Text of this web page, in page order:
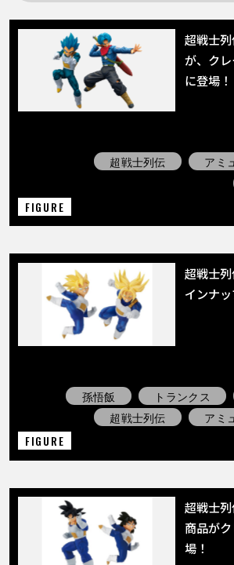
MOVIE
COLUMNS
LANGUAGE
JP
EN FR DE
超戦士
が、ク
に登場！
超戦士列伝
アミ
FIGURE
超戦士
インナ
孫悟飯 トランクス
超戦士列伝
アミ
FIGURE
超戦士
商品が
場！